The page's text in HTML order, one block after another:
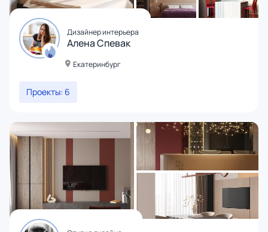
Дизайнер интерьера
Алена Спевак
Екатеринбург
Проекты: 6